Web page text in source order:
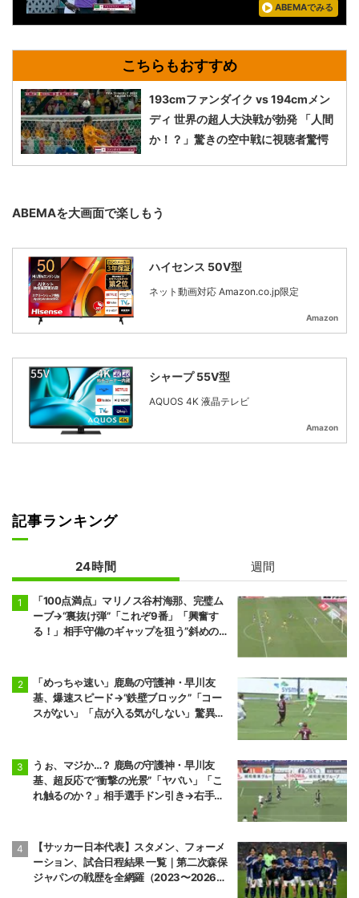
ABEMAでみる
193cmファンダイク vs 194cmメン
ディ 世界の超人大決戦が勃発 「人間
か！？」驚きの空中戦に視聴者驚愕
ABEMAを大画面で楽しもう
ハイセンス 50V型
ネット動画対応 Amazon.co.jp限定
Amazon
シャープ 55V型
AQUOS 4K 液晶テレビ
Amazon
記事ランキング
24時間 週間
「100点満点」マリノス谷村海那、完璧ム
ーブ→“裏抜け弾”「これぞ9番」「興奮す
る！」相手守備のギャップを狙う”斜めの抜
「めっちゃ速い」鹿島の守護神・早川友
基、爆速スピード→“鉄壁ブロック”「コー
スがない」「点が入る気がしない」驚異の
うぉ、マジか…？ 鹿島の守護神・早川友
基、超反応で“衝撃の光景”「ヤバい」「こ
れ触るのか？」相手選手ドン引き→右手一
【サッカー日本代表】スタメン、フォーメ
ーション、試合日程結果 一覧｜第二次森保
ジャパンの戦歴を全網羅（2023〜2026